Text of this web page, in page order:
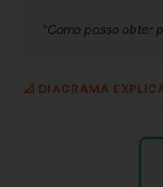
"Como posso obter
📐 DIAGRAMA